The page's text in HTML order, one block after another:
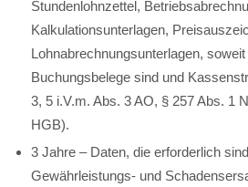
Stundenlohnzettel,
Kalkulationsunterlagen,
Lohnabrechnungsunterlagen,
Buchungsbelege sind und
3, 5 i.V.m. Abs. 3 AO, § 257 Abs. 1
HGB).
3 Jahre – Daten, die erforderlich
Gewährleistungs- und